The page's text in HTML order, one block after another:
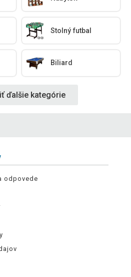
Stolný futbal
Biliard
ďalšie kategórie
odpovede